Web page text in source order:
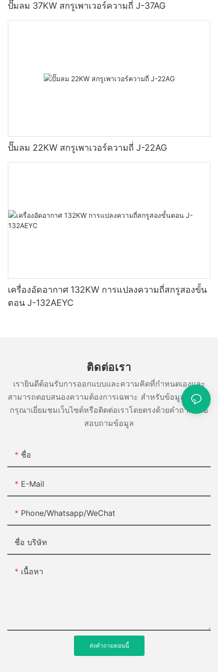
ปั๊มลม 37KW สกรูเพาเวอร์ความถี่ J-37AG
ปั๊มลม 22KW สกรูเพาเวอร์ความถี่ J-22AG
เครื่องอัดอากาศ 132KW การแปลงความถี่สกรูสองขั้น
ตอน J-132AEYC
ติดต่อเรา
เรายินดีต้อนรับการออกแบบและความคิดที่กำหนดเองและ
สามารถตอบสนองความต้องการเฉพาะ สำหรับข้อมูลเพิ่มเติม
กรุณาเยี่ยมชมเว็บไซต์หรือติดต่อเราโดยตรงด้วยคำถามหรือ
สอบถามข้อมูล
ชื่อ
E-Mail
Phone/Whatsapp/WeChat
ชื่อ บริษัท
เนื้อหา
ส่งคำถามตอนนี้